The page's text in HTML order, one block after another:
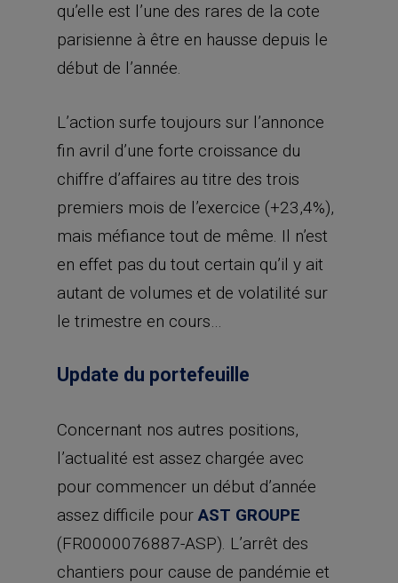
qu’elle est l’une des rares de la cote
parisienne à être en hausse depuis le
début de l’année.
L’action surfe toujours sur l’annonce
fin avril d’une forte croissance du
chiffre d’affaires au titre des trois
premiers mois de l’exercice (+23,4%),
mais méfiance tout de même. Il n’est
en effet pas du tout certain qu’il y ait
autant de volumes et de volatilité sur
le trimestre en cours…
Update du portefeuille
Concernant nos autres positions,
l’actualité est assez chargée avec
pour commencer un début d’année
assez difficile pour AST GROUPE
(FR0000076887-ASP). L’arrêt des
chantiers pour cause de pandémie et